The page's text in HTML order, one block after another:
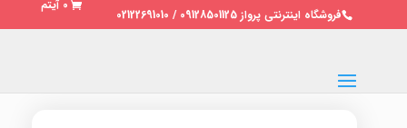
فروشگاه اینترنتی پرواز 09128501125 / 02122691010
0 آیتم